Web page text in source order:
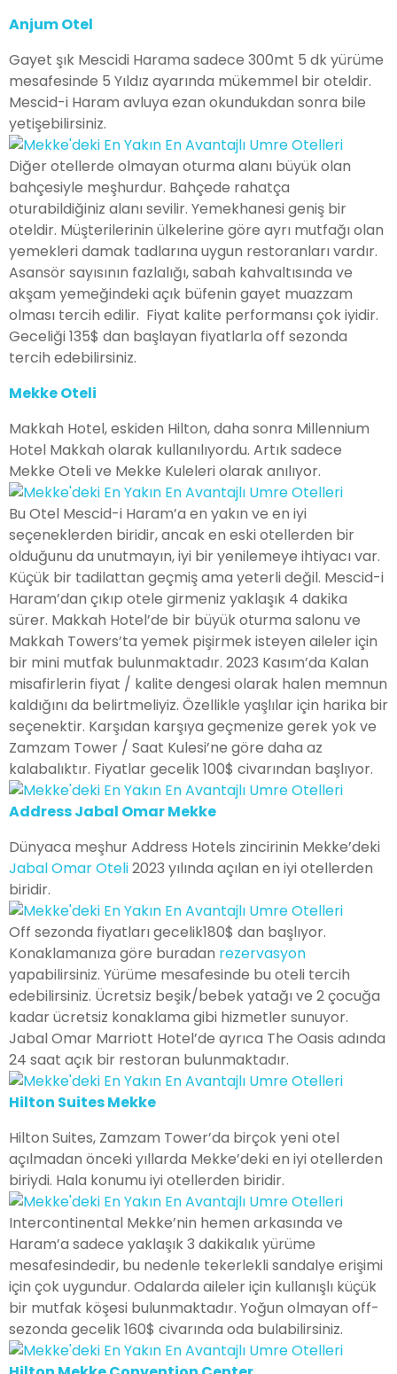
Anjum Otel
Gayet şık Mescidi Harama sadece 300mt 5 dk yürüme
mesafesinde 5 Yıldız ayarında mükemmel bir oteldir.
Mescid-i Haram avluya ezan okundukdan sonra bile
yetişebilirsiniz.
Diğer otellerde olmayan oturma alanı büyük olan
bahçesiyle meşhurdur. Bahçede rahatça
oturabildiğiniz alanı sevilir. Yemekhanesi geniş bir
oteldir. Müşterilerinin ülkelerine göre ayrı mutfağı olan
yemekleri damak tadlarına uygun restoranları vardır.
Asansör sayısının fazlalığı, sabah kahvaltısında ve
akşam yemeğindeki açık büfenin gayet muazzam
olması tercih edilir. Fiyat kalite performansı çok iyidir.
Geceliği 135$ dan başlayan fiyatlarla off sezonda
tercih edebilirsiniz.
Mekke Oteli
Makkah Hotel, eskiden Hilton, daha sonra Millennium
Hotel Makkah olarak kullanılıyordu. Artık sadece
Mekke Oteli ve Mekke Kuleleri olarak anılıyor.
Bu Otel Mescid-i Haram’a en yakın ve en iyi
seçeneklerden biridir, ancak en eski otellerden bir
olduğunu da unutmayın, iyi bir yenilemeye ihtiyacı var.
Küçük bir tadilattan geçmiş ama yeterli değil. Mescid-i
Haram’dan çıkıp otele girmeniz yaklaşık 4 dakika
sürer. Makkah Hotel’de bir büyük oturma salonu ve
Makkah Towers’ta yemek pişirmek isteyen aileler için
bir mini mutfak bulunmaktadır. 2023 Kasım’da Kalan
misafirlerin fiyat / kalite dengesi olarak halen memnun
kaldığını da belirtmeliyiz. Özellikle yaşlılar için harika bir
seçenektir. Karşıdan karşıya geçmenize gerek yok ve
Zamzam Tower / Saat Kulesi’ne göre daha az
kalabalıktır. Fiyatlar gecelik 100$ civarından başlıyor.
Address Jabal Omar Mekke
Dünyaca meşhur Address Hotels zincirinin Mekke’deki
Jabal Omar Oteli2023 yılında açılan en iyi otellerden
biridir.
Off sezonda fiyatları gecelik180$ dan başlıyor.
Konaklamanıza göre buradan rezervasyon
yapabilirsiniz. Yürüme mesafesinde bu oteli tercih
edebilirsiniz. Ücretsiz beşik/bebek yatağı ve 2 çocuğa
kadar ücretsiz konaklama gibi hizmetler sunuyor.
Jabal Omar Marriott Hotel’de ayrıca The Oasis adında
24 saat açık bir restoran bulunmaktadır.
Hilton Suites Mekke
Hilton Suites, Zamzam Tower’da birçok yeni otel
açılmadan önceki yıllarda Mekke’deki en iyi otellerden
biriydi. Hala konumu iyi otellerden biridir.
Intercontinental Mekke’nin hemen arkasında ve
Haram’a sadece yaklaşık 3 dakikalık yürüme
mesafesindedir, bu nedenle tekerlekli sandalye erişimi
için çok uygundur. Odalarda aileler için kullanışlı küçük
bir mutfak köşesi bulunmaktadır. Yoğun olmayan off-
sezonda gecelik 160$ civarında oda bulabilirsiniz.